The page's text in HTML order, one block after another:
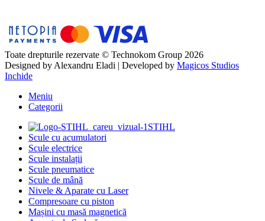
Toate drepturile rezervate © Technokom Group 2026
Designed by Alexandru Eladi | Developed by Magicos Studios
Inchide
Meniu
Categorii
STIHL
Scule cu acumulatori
Scule electrice
Scule instalații
Scule pneumatice
Scule de mână
Nivele & Aparate cu Laser
Compresoare cu piston
Mașini cu masă magnetică